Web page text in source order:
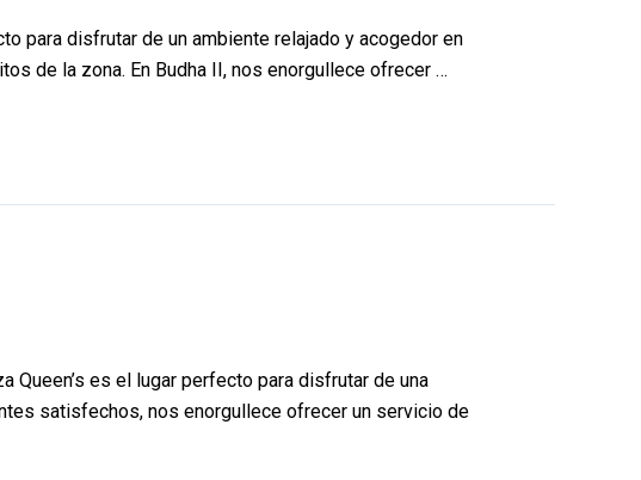
para disfrutar de un ambiente relajado y acogedor en
de la zona. En Budha II, nos enorgullece ofrecer …
Queen’s es el lugar perfecto para disfrutar de una
satisfechos, nos enorgullece ofrecer un servicio de